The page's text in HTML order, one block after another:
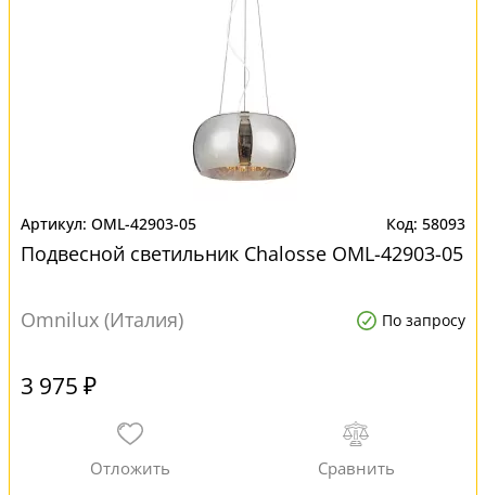
OML-42903-05 58093
Подвесной светильник Chalosse OML-42903-05
Omnilux (Италия) По запросу
3 975 ₽